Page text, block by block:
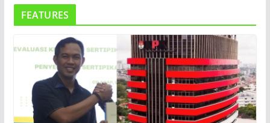
FEATURES